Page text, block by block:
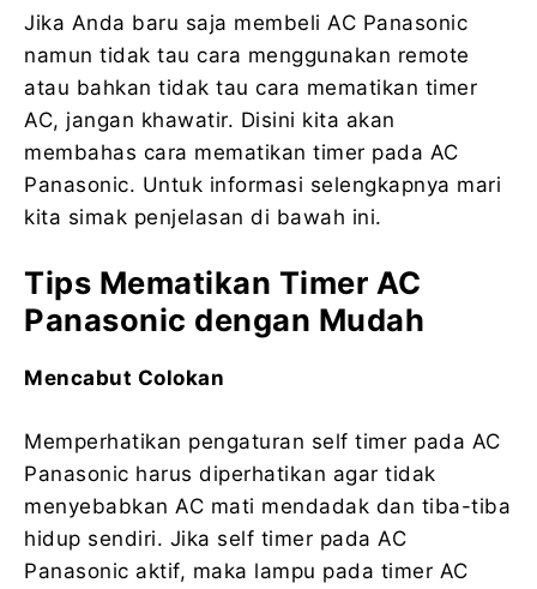
Jika Anda baru saja membeli AC Panasonic
namun tidak tau cara menggunakan remote
atau bahkan tidak tau cara mematikan timer
AC, jangan khawatir. Disini kita akan
membahas cara mematikan timer pada AC
Panasonic. Untuk informasi selengkapnya mari
kita simak penjelasan di bawah ini.
Tips Mematikan Timer AC
Panasonic dengan Mudah
Mencabut Colokan
Memperhatikan pengaturan self timer pada AC
Panasonic harus diperhatikan agar tidak
menyebabkan AC mati mendadak dan tiba-tiba
hidup sendiri. Jika self timer pada AC
Panasonic aktif, maka lampu pada timer AC